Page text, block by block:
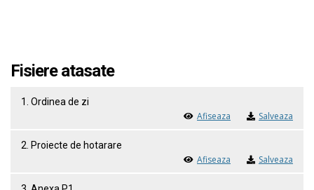
Fisiere atasate
1. Ordinea de zi
Afiseaza Salveaza
2. Proiecte de hotarare
Afiseaza Salveaza